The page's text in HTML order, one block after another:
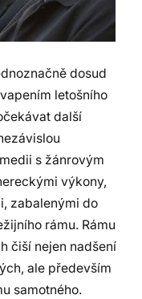
dosud
letošního
další
s žánrovým
výkony,
zabalenými do
rámu. Rámu
čiší nejen nadšení
ale především
samotného.